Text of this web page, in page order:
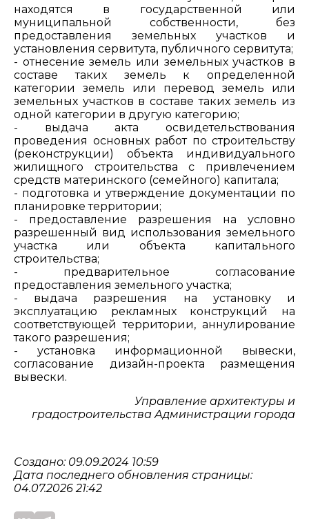
находятся в государственной или
муниципальной собственности, без
предоставления земельных участков и
установления сервитута, публичного сервитута;
- отнесение земель или земельных участков в
составе таких земель к определенной
категории земель или перевод земель или
земельных участков в составе таких земель из
одной категории в другую категорию;
- выдача акта освидетельствования
проведения основных работ по строительству
(реконструкции) объекта индивидуального
жилищного строительства с привлечением
средств материнского (семейного) капитала;
- подготовка и утверждение документации по
планировке территории;
- предоставление разрешения на условно
разрешенный вид использования земельного
участка или объекта капитального
строительства;
- предварительное согласование
предоставления земельного участка;
- выдача разрешения на установку и
эксплуатацию рекламных конструкций на
соответствующей территории, аннулирование
такого разрешения;
- установка информационной вывески,
согласование дизайн-проекта размещения
вывески.
Управление архитектуры и
градостроительства Администрации города
Создано: 09.09.2024 10:59
Дата последнего обновления страницы:
04.07.2026 21:42